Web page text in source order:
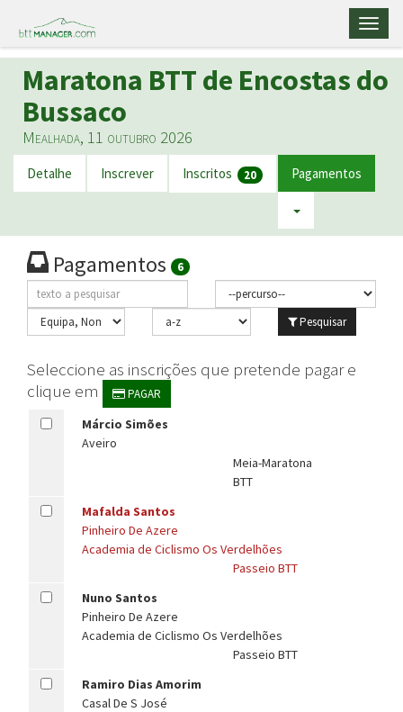
Maratona BTT de Encostas do
Bussaco
Mealhada, 11 outubro 2026
Detalhe Inscrever Inscritos 20 Pagamentos
Pagamentos 6
Pesquisar
Seleccione as inscrições que pretende pagar e
clique em
PAGAR
Márcio Simões
Aveiro
Meia-Maratona
BTT
Mafalda Santos
Pinheiro De Azere
Academia de Ciclismo Os Verdelhões
Passeio BTT
Nuno Santos
Pinheiro De Azere
Academia de Ciclismo Os Verdelhões
Passeio BTT
Ramiro Dias Amorim
Casal De S José